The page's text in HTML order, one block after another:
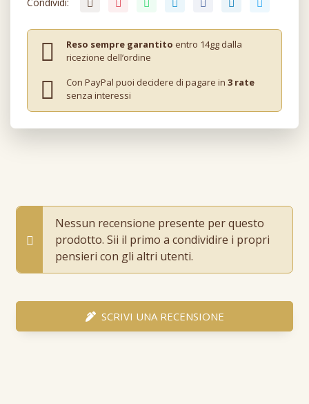
Reso sempre garantito entro 14gg dalla
ricezione dell’ordine
Con PayPal puoi decidere di pagare in 3 rate
senza interessi
Nessun recensione presente per questo
prodotto. Sii il primo a condividire i propri
pensieri con gli altri utenti.
SCRIVI UNA RECENSIONE